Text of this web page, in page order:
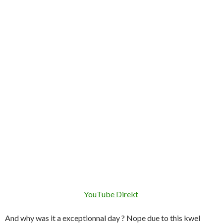
YouTube Direkt
And why was it a exceptionnal day ? Nope due to this kwel